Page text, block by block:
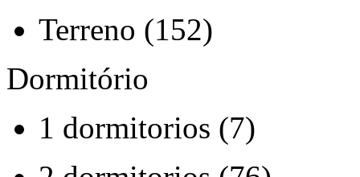
Terreno (152)
Dormitório
1 dormitorios (7)